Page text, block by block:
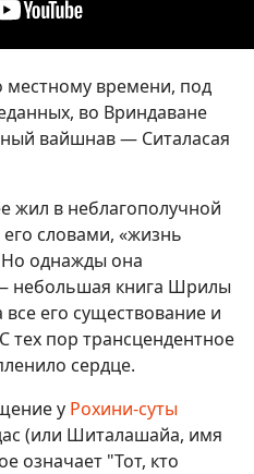
местному времени, под
во Вриндаване
вайшнав — Ситаласая
жил в неблагополучной
словами, «жизнь
Но однажды она
небольшая книга Шрилы
его существование и
тех пор трансцендентное
сердце.
у Рохини-суты
(или Шиталашайа, имя
означает "Тот, кто